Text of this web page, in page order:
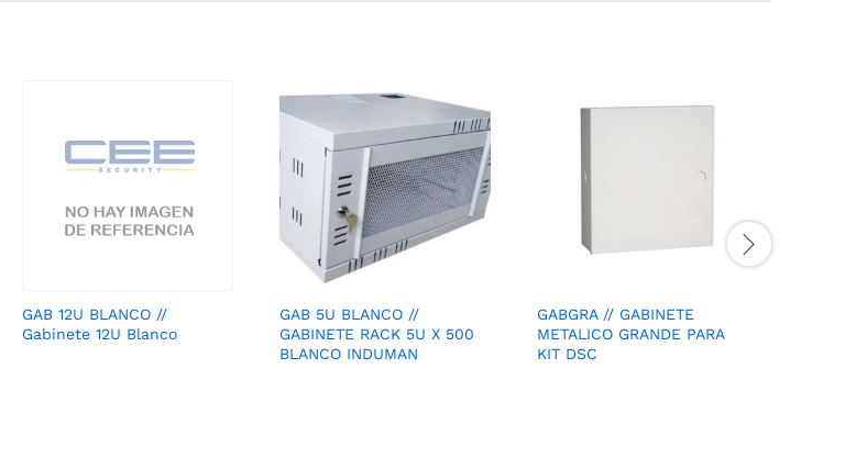
GAB 12U BLANCO //
Gabinete 12U Blanco
GAB 5U BLANCO //
GABINETE RACK 5U X 500
BLANCO INDUMAN
GABGRA // GABINETE
METALICO GRANDE PARA
KIT DSC